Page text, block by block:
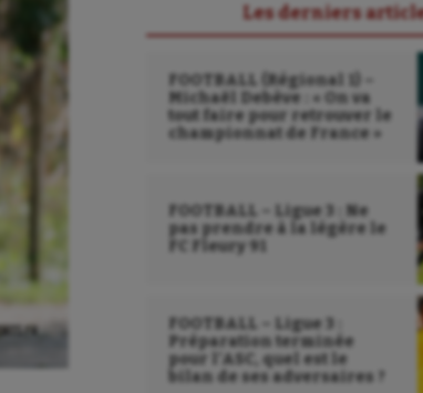
Les derniers
FOOTBALL (Régional 1) –
Michaël Debève : « On va
tout faire pour retrouver le
championnat de France »
FOOTBALL – Ligue 3 : Ne
pas prendre à la légère le
FC Fleury 91
FOOTBALL – Ligue 3 :
Préparation terminée
pour l’ASC, quel est le
bilan de ses adversaires ?